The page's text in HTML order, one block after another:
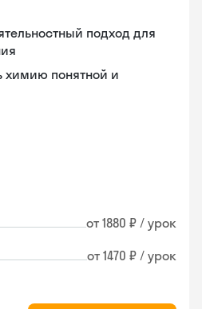
подход для
химию понятной и
от 1880 ₽ / урок
от 1470 ₽ / урок